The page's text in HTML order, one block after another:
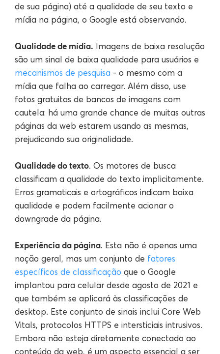
de sua página) até a qualidade de seu texto e
mídia na página, o Google está observando.
Qualidade de mídia. Imagens de baixa resolução
são um sinal de baixa qualidade para usuários e
mecanismos de pesquisa - o mesmo com a
mídia que falha ao carregar. Além disso, use
fotos gratuitas de bancos de imagens com
cautela: há uma grande chance de muitas outras
páginas da web estarem usando as mesmas,
prejudicando sua originalidade.
Qualidade do texto. Os motores de busca
classificam a qualidade do texto implicitamente.
Erros gramaticais e ortográficos indicam baixa
qualidade e podem facilmente acionar o
downgrade da página.
Experiência da página. Esta não é apenas uma
noção geral, mas um conjunto de fatores
específicos de classificação que o Google
implantou para celular desde agosto de 2021 e
que também se aplicará às classificações de
desktop. Este conjunto de sinais inclui Core Web
Vitals, protocolos HTTPS e intersticiais intrusivos.
Embora não esteja diretamente conectado ao
conteúdo da web, é um aspecto essencial a ser